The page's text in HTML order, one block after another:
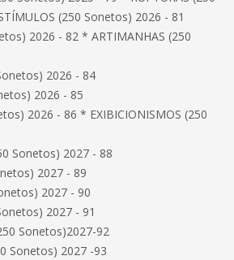
(250 Sonetos) 2026 - 81
2026 - 82 * ARTIMANHAS (250
2026 - 84
2026 - 85
2026 - 86 * EXIBICIONISMOS (250
Sonetos) 2027 - 88
2027 - 89
2027 - 90
2027 - 91
Sonetos)2027-92
Sonetos) 2027 -93